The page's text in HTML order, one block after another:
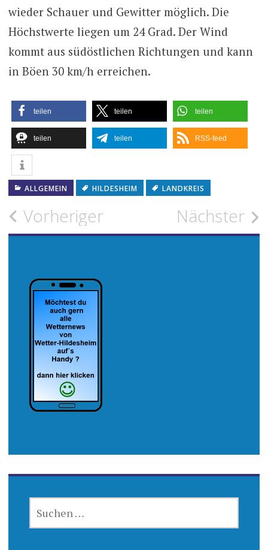
wieder Schauer und Gewitter möglich. Die
Höchstwerte liegen um 24 Grad. Der Wind
kommt aus südöstlichen Richtungen und kann
in Böen 30 km/h erreichen.
teilen teilen teilen
teilen teilen RSS-feed
ALLGEMEIN HILDESHEIM LANDKREIS
Beitragsnavigation
Vorheriger Nächster
NACH: